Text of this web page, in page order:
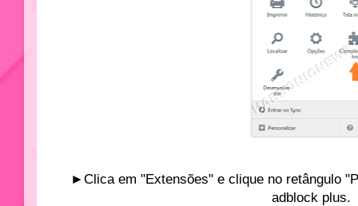
►Clica em "Extensões" e clique no retângulo
adblock plus.